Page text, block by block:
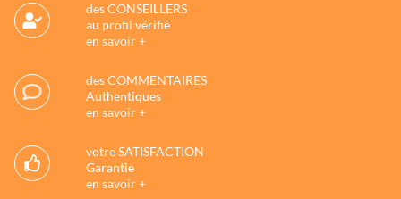
des CONSEILLERS
au profil vérifié
en savoir +
des COMMENTAIRES
Authentiques
en savoir +
votre SATISFACTION
Garantie
en savoir +